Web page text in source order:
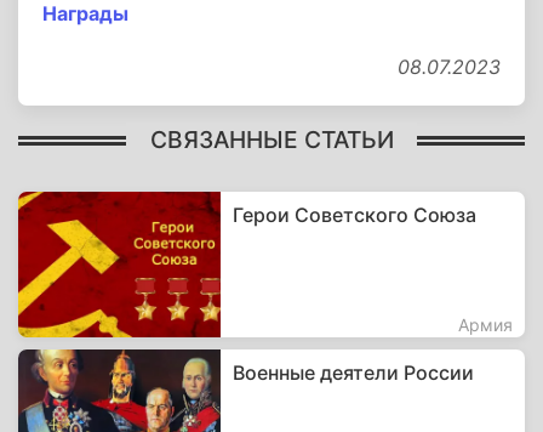
Награды
08.07.2023
СВЯЗАННЫЕ СТАТЬИ
Герои Советского Союза
Армия
Военные деятели России